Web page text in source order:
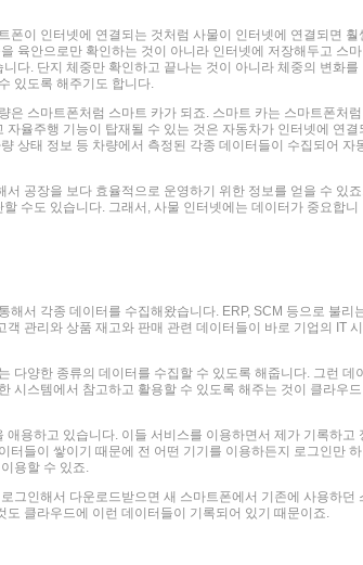
이 인터넷에 연결되는 것처럼 사물이 인터넷에 연결되면 훨
육안으로만 확인하는 것이 아니라 인터넷에 저장해두고 스마
다. 단지 체중만 확인하고 끝나는 것이 아니라 체중의 변화를
있도록 해주기도 합니다.
스마트폰처럼 스마트 카가 되죠. 스마트 카는 스마트폰처럼
율주행 기능이 탑재될 수 있는 것은 자동차가 인터넷에 연결
상태 정보 등 차량에서 측정된 각종 데이터들이 수집되어 자
공장을 보다 효율적으로 운영하기 위한 정보를 얻을 수 있
수도 있습니다. 그래서, 사물 인터넷에는 데이터가 중요합니
서 각종 데이터를 수집해왔습니다. ERP, SCM 등으로 불리
관리와 상품 재고와 판매 관련 데이터들이 바로 기업의 IT 시
다양한 종류의 데이터를 수집할 수 있도록 해줍니다. 그런 데이
시스템에서 참고하고 활용할 수 있도록 해주는 것이 클라우드
용하고 있습니다. 이들 서비스를 이용하면서 제가 기록하고
터들이 쌓이기 때문에 전 어떤 기기를 이용하든지 로그인만 하
용할 수 있죠.
그인해서 다운로드받으면 새 스마트폰에서 기존에 사용하던
클라우드에 이런 데이터들이 기록되어 있기 때문이죠.